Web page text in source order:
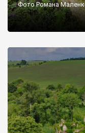
Фото Романа